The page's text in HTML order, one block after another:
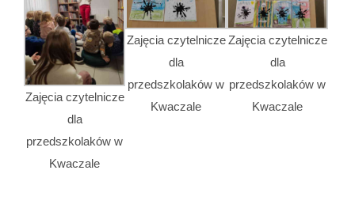
Zajęcia czytelnicze
dla
przedszkolaków w
Kwaczale
Zajęcia czytelnicze
dla
przedszkolaków w
Kwaczale
Zajęcia czytelnicze
dla
przedszkolaków w
Kwaczale